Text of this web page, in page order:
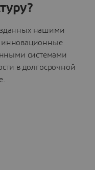
нашими
инновационные
системами
в долгосрочной